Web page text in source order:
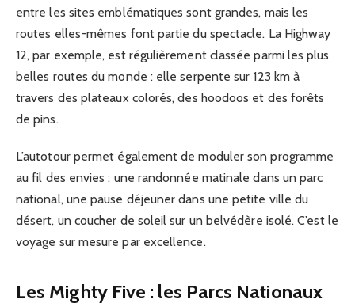
entre les sites emblématiques sont grandes, mais les
routes elles-mêmes font partie du spectacle. La Highway
12, par exemple, est régulièrement classée parmi les plus
belles routes du monde : elle serpente sur 123 km à
travers des plateaux colorés, des hoodoos et des forêts
de pins.
L’autotour permet également de moduler son programme
au fil des envies : une randonnée matinale dans un parc
national, une pause déjeuner dans une petite ville du
désert, un coucher de soleil sur un belvédère isolé. C’est le
voyage sur mesure par excellence.
Les Mighty Five : les Parcs Nationaux